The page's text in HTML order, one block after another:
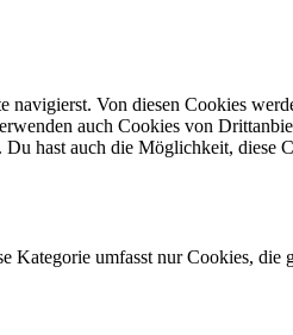
Von diesen Cookies
auch Cookies von
hast auch die Möglichkeit, diese
umfasst nur Cookies, die